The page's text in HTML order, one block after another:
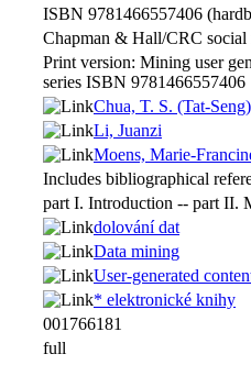
ISBN 9781466557406
Chapman & Hall/CRC social
Print version: Mining user
series ISBN 9781466557406
Chua, T. S. (Tat-
Li, Juanzi
Moens, Marie-
Includes bibliographical
part I. Introduction -- part II.
dolování dat
Data mining
User-generated
* elektronické knihy
001766181
full